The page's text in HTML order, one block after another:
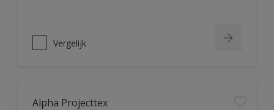
Vergelijk
Alpha Projecttex